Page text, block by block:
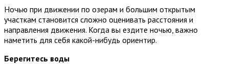
Ночью при движении по озерам и большим открытым
участкам становится сложно оценивать расстояния и
направления движения. Когда вы ездите ночью, важно
наметить для себя какой-нибудь ориентир.
Берегитесь воды